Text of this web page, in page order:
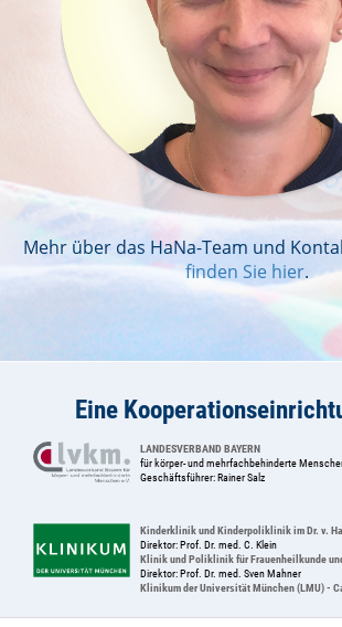
Mehr über das HaNa-Team und
finden Sie hier.
Eine
LANDESVERBAND BAYERN
für körper- und mehrfachbehinderte
Geschäftsführer: Rainer Salz
Kinderklinik und Kinderpoliklinik im Dr. v.
Direktor: Prof. Dr. med. C. Klein
Klinik und Poliklinik für Frauenheilkunde
Direktor: Prof. Dr. med. Sven Mahner
Klinikum der Universität München (LMU) -